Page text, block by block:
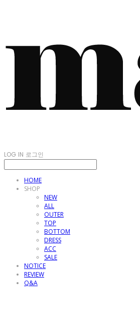
LOG IN 로그인
HOME
SHOP
NEW
ALL
OUTER
TOP
BOTTOM
DRESS
ACC
SALE
NOTICE
REVIEW
Q&A